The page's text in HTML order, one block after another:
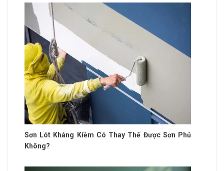
Sơn Lót Kháng Kiềm Có Thay Thế Được Sơn Phủ
Không?